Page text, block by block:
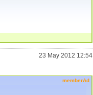
23 May 2012 12:54
memberAd